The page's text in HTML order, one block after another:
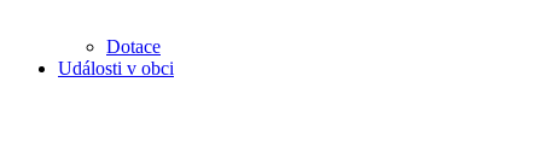
Dotace
Události v obci